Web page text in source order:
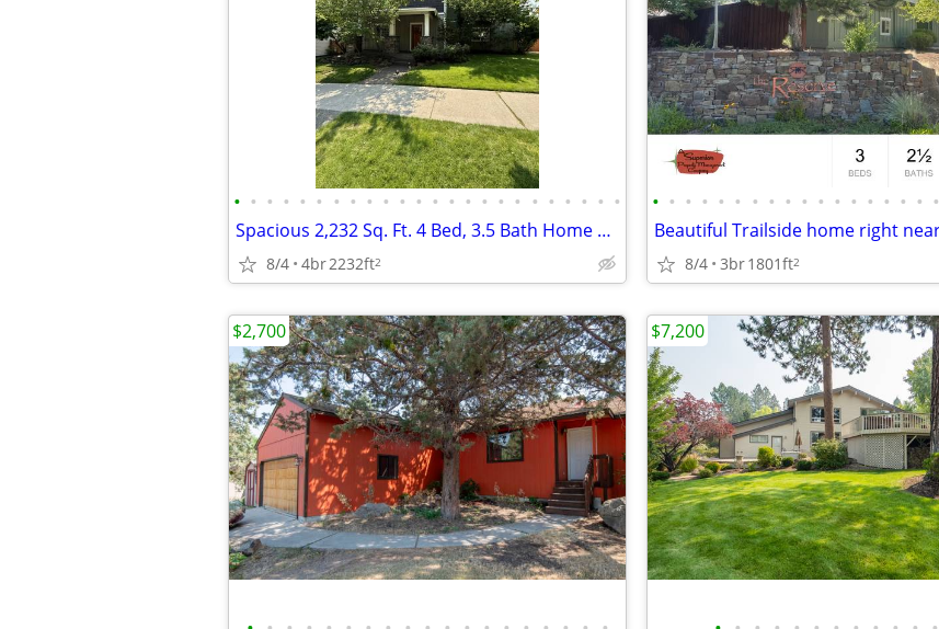
• • • • • • • • • • • • • • • • • • • • • • • •
Spacious 2,232 Sq. Ft. 4 Bed, 3.5 Bath Home with Central A/C!
8/4 4br2232ft2
• • • • • • • • • • • • • • • • • •
8/4 3br1801ft2
$2,700 $7,200